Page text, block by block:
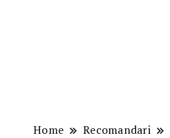
Home Recomandari